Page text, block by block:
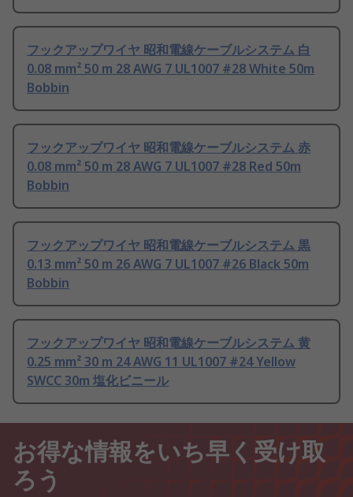
フックアップワイヤ 昭和電線ケーブルシステム 白
0.08 mm² 50 m 28 AWG 7 UL1007 #28 White 50m
Bobbin
フックアップワイヤ 昭和電線ケーブルシステム 赤
0.08 mm² 50 m 28 AWG 7 UL1007 #28 Red 50m
Bobbin
フックアップワイヤ 昭和電線ケーブルシステム 黒
0.13 mm² 50 m 26 AWG 7 UL1007 #26 Black 50m
Bobbin
フックアップワイヤ 昭和電線ケーブルシステム 黄
0.25 mm² 30 m 24 AWG 11 UL1007 #24 Yellow
SWCC 30m 塩化ビニール
お得な情報をいち早く受け取
ろう